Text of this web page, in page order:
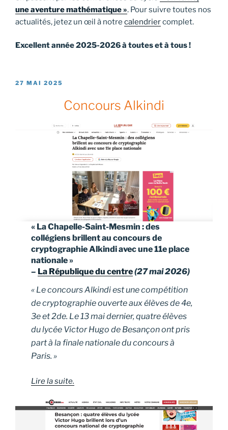
une aventure mathématique ». Pour suivre toutes nos
actualités, jetez un œil à notre calendriercomplet.
Excellent année 2025-2026 à toutes et à tous !
PUBLIÉ
27 MAI 2025
Concours Alkindi
« La Chapelle-Saint-Mesmin : des
collégiens brillent au concours de
cryptographie Alkindi avec une 11e place
nationale »
– La République du centre(27 mai 2026)
« Le concours Alkindi est une compétition
de cryptographie ouverte aux élèves de 4e,
3e et 2de. Le 13 mai dernier, quatre élèves
du lycée Victor Hugo de Besançon ont pris
part à la finale nationale du concours à
Paris. »
Lire la suite.